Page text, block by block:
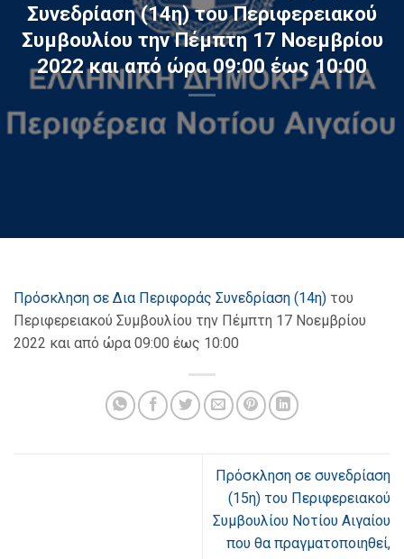
Συνεδρίαση (14η) του Περιφερειακού
Συμβουλίου την Πέμπτη 17 Νοεμβρίου
2022 και από ώρα 09:00 έως 10:00
Πρόσκληση σε Δια Περιφοράς Συνεδρίαση (14η) του
Περιφερειακού Συμβουλίου την Πέμπτη 17 Νοεμβρίου
2022 και από ώρα 09:00 έως 10:00
Πρόσκληση σε συνεδρίαση
(15η) του Περιφερειακού
Συμβουλίου Νοτίου Αιγαίου
που θα πραγματοποιηθεί,